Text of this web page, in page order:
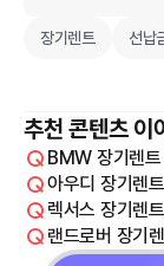
장기렌트 선납
추천 콘텐츠 이
BMW 장기렌
아우디 장기렌
렉서스 장기렌
랜드로버 장기